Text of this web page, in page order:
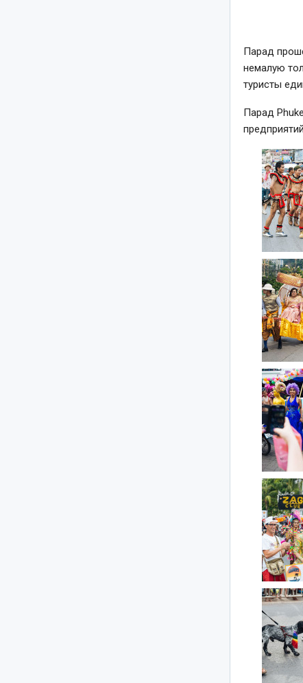
Парад
немалую
туристы
Парад
предприятий.